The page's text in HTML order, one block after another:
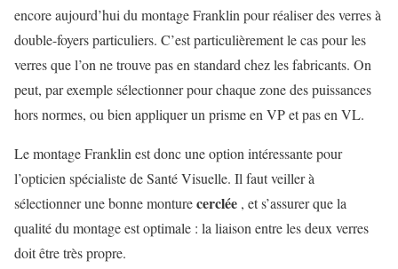
encore aujourd’hui du montage Franklin pour réaliser des verres à
double-foyers particuliers. C’est particulièrement le cas pour les
verres que l’on ne trouve pas en standard chez les fabricants. On
peut, par exemple sélectionner pour chaque zone des puissances
hors normes, ou bien appliquer un prisme en VP et pas en VL.
Le montage Franklin est donc une option intéressante pour
l’opticien spécialiste de Santé Visuelle. Il faut veiller à
sélectionner une bonne monturecerclée , et s’assurer que la
qualité du montage est optimale : la liaison entre les deux verres
doit être très propre.